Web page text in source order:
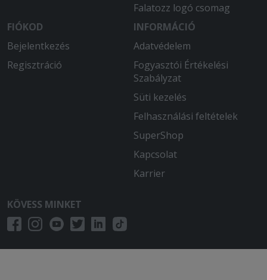
Falatozz logó csomag
FIÓKOD
Bejelentkezés
Regisztráció
INFORMÁCIÓ
Adatvédelem
Fogyasztói Értékelési
Szabályzat
Süti kezelés
Felhasználási feltételek
SuperShop
Kapcsolat
Karrier
KÖVESS MINKET